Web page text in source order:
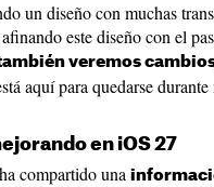
un diseño con muchas
este diseño con el
veremos
aquí para quedarse
en iOS 27
compartido una